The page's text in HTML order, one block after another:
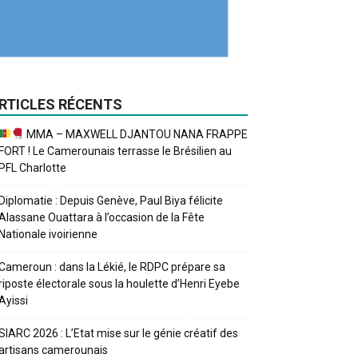
RÉCENTS
MMA – MAXWELL DJANTOU NANA FRAPPE
! Le Camerounais terrasse le Brésilien au
Charlotte
: Depuis Genève, Paul Biya félicite
Ouattara à l’occasion de la Fête
ivoirienne
: dans la Lékié, le RDPC prépare sa
électorale sous la houlette d’Henri Eyebe
2026 : L’Etat mise sur le génie créatif des
camerounais